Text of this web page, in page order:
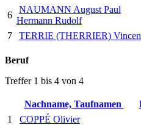
6
NAUMANN August Paul
Hermann Rudolf
7
TERRIE (THERRIER)
Beruf
Treffer 1 bis 4 von 4
Nachname, Taufnamen
1
COPPÉ Olivier